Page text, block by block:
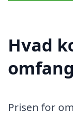
Hvad
Prisen for